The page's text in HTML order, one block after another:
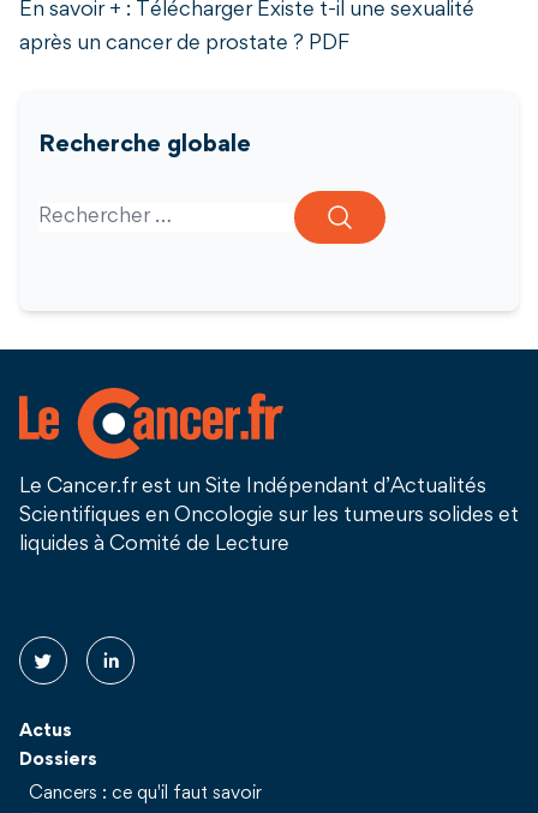
En savoir + : Télécharger Existe t-il une sexualité
après un cancer de prostate ? PDF
Recherche globale
Search for:
Le Cancer.fr est un Site Indépendant d’Actualités
Scientifiques en Oncologie sur les tumeurs solides et
liquides à Comité de Lecture
Actus
Dossiers
Cancers : ce qu'il faut savoir